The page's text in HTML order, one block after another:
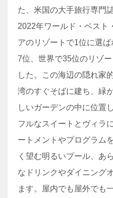
た、米国の大手旅行専門
2022年ワールド・ベスト
アのリゾートで1位に選
7位、世界で35位のリゾ
した。この海辺の隠れ家
湾のすぐそばに建ち、緑
しいガーデンの中に位置
フルなスイートとヴィラ
ートメントやプログラム
く望む明るいプール、あ
なドリンクやダイニング
ます。屋内でも屋外でも